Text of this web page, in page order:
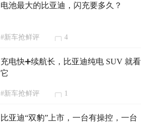
电池最大的比亚迪，闪充要多久？
#新车抢鲜评 4
充电快➕续航长，比亚迪纯电 SUV 就看
它
#新车抢鲜评 1
比亚迪“双豹”上市，一台有操控，一台